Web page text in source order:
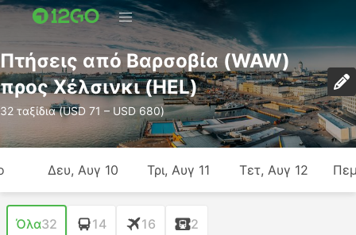
Πτήσεις από Βαρσοβία (WAW)
προς Χέλσινκι (HEL)
32 ταξίδια (USD 71 – USD 680)
Δευ, Αυγ 10 Τρι, Αυγ 11 Τετ, Αυγ 12
Όλα32 14 16 2